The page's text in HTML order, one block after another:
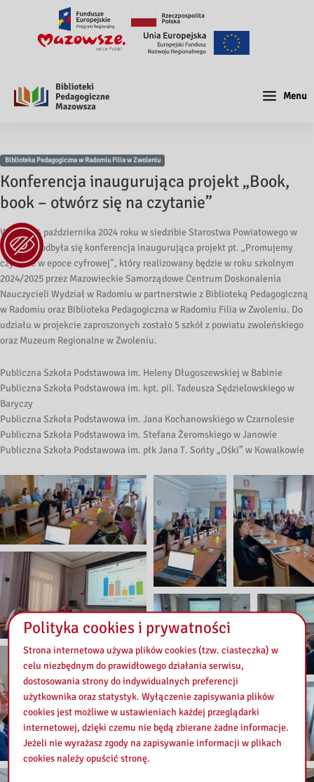
Menu
Biblioteka Pedagogiczna w Radomiu Filia w Zwoleniu
Konferencja inaugurująca projekt „Book,
book – otwórz się na czytanie”
W dniu 24 października 2024 roku w siedzibie Starostwa Powiatowego w
Zwoleniu odbyła się konferencja inaugurująca projekt pt. „Promujemy
czytanie w epoce cyfrowej”, który realizowany będzie w roku szkolnym
2024/2025 przez Mazowieckie Samorządowe Centrum Doskonalenia
Nauczycieli Wydział w Radomiu w partnerstwie z Biblioteką Pedagogiczną
w Radomiu oraz Biblioteka Pedagogiczna w Radomiu Filia w Zwoleniu. Do
udziału w projekcie zaproszonych zostało 5 szkół z powiatu zwoleńskiego
oraz Muzeum Regionalne w Zwoleniu.
Publiczna Szkoła Podstawowa im. Heleny Długoszewskiej w Babinie
Publiczna Szkoła Podstawowa im. kpt. pil. Tadeusza Sędzielowskiego w
Baryczy
Publiczna Szkoła Podstawowa im. Jana Kochanowskiego w Czarnolesie
Publiczna Szkoła Podstawowa im. Stefana Żeromskiego w Janowie
Publiczna Szkoła Podstawowa im. płk Jana T. Sońty „Ośki” w Kowalkowie
Polityka cookies i prywatności
Strona internetowa używa plików cookies (tzw. ciasteczka) w
celu niezbędnym do prawidłowego działania serwisu,
dostosowania strony do indywidualnych preferencji
użytkownika oraz statystyk. Wyłączenie zapisywania plików
cookies jest możliwe w ustawieniach każdej przeglądarki
internetowej, dzięki czemu nie będą zbierane żadne informacje.
Jeżeli nie wyrażasz zgody na zapisywanie informacji w plikach
cookies należy opuścić stronę.